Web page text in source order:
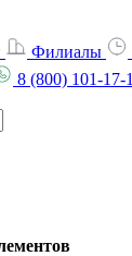
Филиалы
8 (800) 101-17-